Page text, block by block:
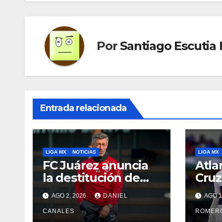
Por Santiago Escutia
Entrada relacionada
LIGA MX NOTICIAS
FC Juárez anuncia
la destitución de
Pedro Caixinha
AGO 2, 2026 DANIEL
CANALES
LIGA MX
AGO